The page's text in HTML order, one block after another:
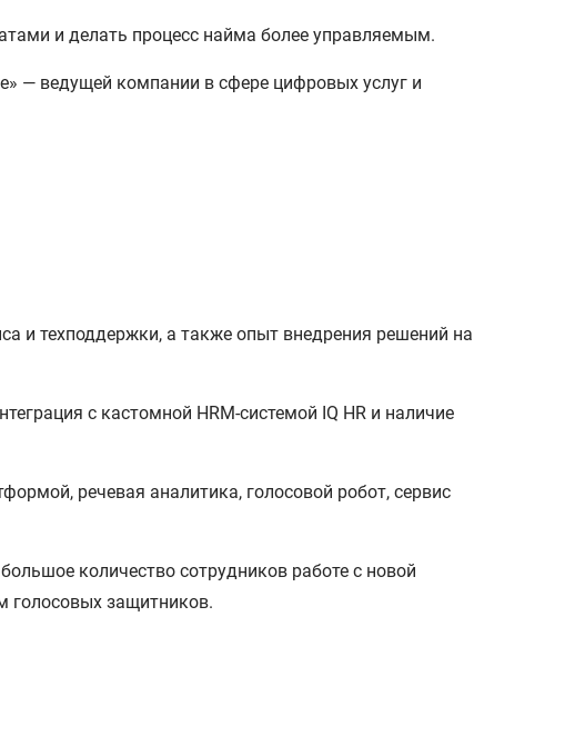
и делать процесс найма более управляемым.
— ведущей компании в сфере цифровых услуг и
и техподдержки, а также опыт внедрения решений на
с кастомной HRM-системой IQ HR и наличие
речевая аналитика, голосовой робот, сервис
количество сотрудников работе с новой
голосовых защитников.